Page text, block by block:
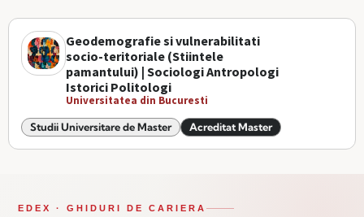
Geodemografie si vulnerabilitati
socio-teritoriale (Stiintele
pamantului) | Sociologi Antropologi
Istorici Politologi
Universitatea din Bucuresti
Studii Universitare de Master Acreditat Master
EDEX · GHIDURI DE CARIERA